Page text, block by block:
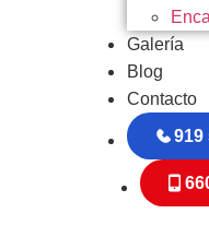
Galería
Blog
Contacto
919